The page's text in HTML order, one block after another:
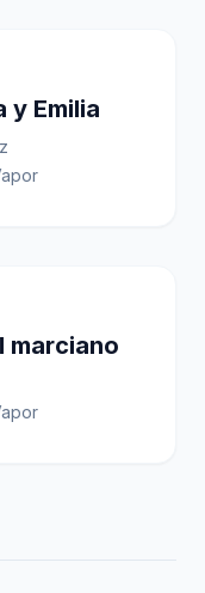
y Emilia
marciano